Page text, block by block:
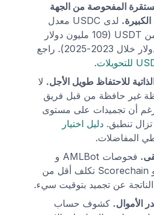
المفحوصة من الجهة
لدى USDC معدل
تجميد أقل بكثير من USDT (109 مليون دولار
.
للاحتفاظ طويل الأجل. لا
غير حافظة من قبل فريق
رغم أن تجميدات على مستوى
تزال تنطبق. دليل اختيار
المفاضلات.
فحوصات AMLBot و
Breadcrumbs و Scorechain تكلف أقل من
الأموال. كشوف حساب